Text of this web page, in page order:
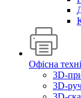
Офісна
3D-
3D-